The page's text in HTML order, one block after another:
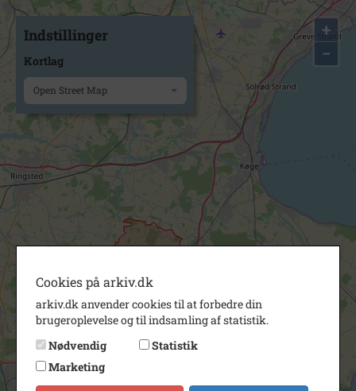
+
−
Indstillinger
Kortlag
Open Street Map
Cookies på arkiv.dk
arkiv.dk anvender cookies til at forbedre din
brugeroplevelse og til indsamling af statistik.
Nødvendig
Statistik
Marketing